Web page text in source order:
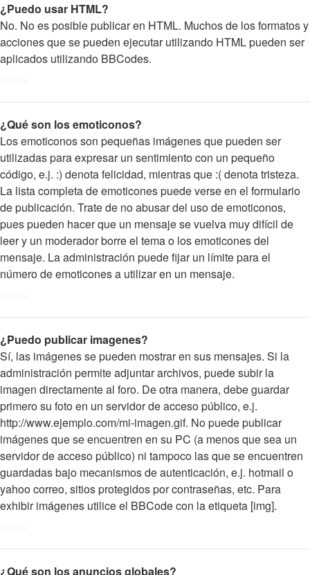
¿Puedo usar HTML?
No. No es posible publicar en HTML. Muchos de los formatos y
acciones que se pueden ejecutar utilizando HTML pueden ser
aplicados utilizando BBCodes.
¿Qué son los emoticonos?
Los emoticonos son pequeñas imágenes que pueden ser
utilizadas para expresar un sentimiento con un pequeño
código, e.j. :) denota felicidad, mientras que :( denota tristeza.
La lista completa de emoticones puede verse en el formulario
de publicación. Trate de no abusar del uso de emoticonos,
pues pueden hacer que un mensaje se vuelva muy difícil de
leer y un moderador borre el tema o los emoticones del
mensaje. La administración puede fijar un límite para el
número de emoticones a utilizar en un mensaje.
¿Puedo publicar imagenes?
Sí, las imágenes se pueden mostrar en sus mensajes. Si la
administración permite adjuntar archivos, puede subir la
imagen directamente al foro. De otra manera, debe guardar
primero su foto en un servidor de acceso público, e.j.
http://www.ejemplo.com/mi-imagen.gif. No puede publicar
imágenes que se encuentren en su PC (a menos que sea un
servidor de acceso público) ni tampoco las que se encuentren
guardadas bajo mecanismos de autenticación, e.j. hotmail o
yahoo correo, sitios protegidos por contraseñas, etc. Para
exhibir imágenes utilice el BBCode con la etiqueta [img].
¿Qué son los anuncios globales?